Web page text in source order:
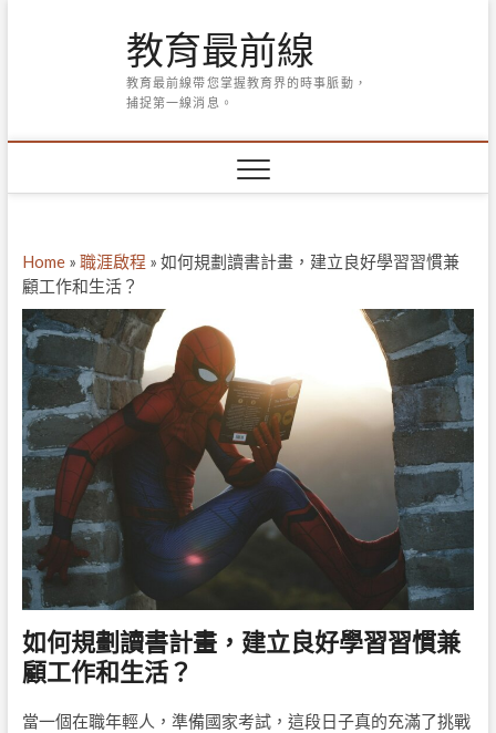
教育最前線
教育最前線帶您掌握教育界的時事脈動，
捕捉第一線消息。
Home» 職涯啟程 » 如何規劃讀書計畫，建立良好學習習慣兼
顧工作和生活？
如何規劃讀書計畫，建立良好學習習慣兼
顧工作和生活？
當一個在職年輕人，準備國家考試，這段日子真的充滿了挑戰